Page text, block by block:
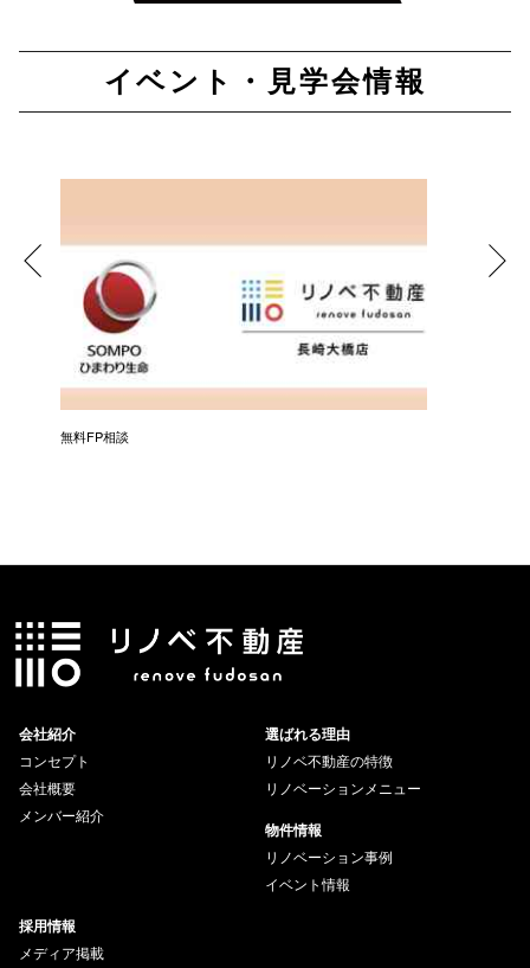
イベント・見学会情報
無料FP相談
会社紹介
コンセプト
会社概要
メンバー紹介
選ばれる理由
リノベ不動産の特徴
リノベーションメニュー
物件情報
リノベーション事例
イベント情報
採用情報
メディア掲載